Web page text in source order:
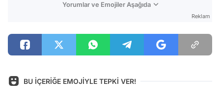
Yorumlar ve Emojiler Aşağıda
Reklam
BU İÇERİĞE EMOJİYLE TEPKİ VER!